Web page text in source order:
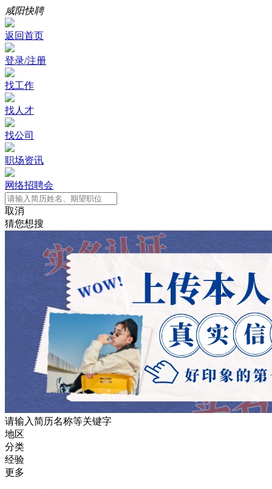
咸阳快聘
返回首页
登录/注册
找工作
找人才
找公司
职场资讯
网络招聘会
取消
猜您想搜
请输入简历名称等关键字
地区
分类
经验
更多